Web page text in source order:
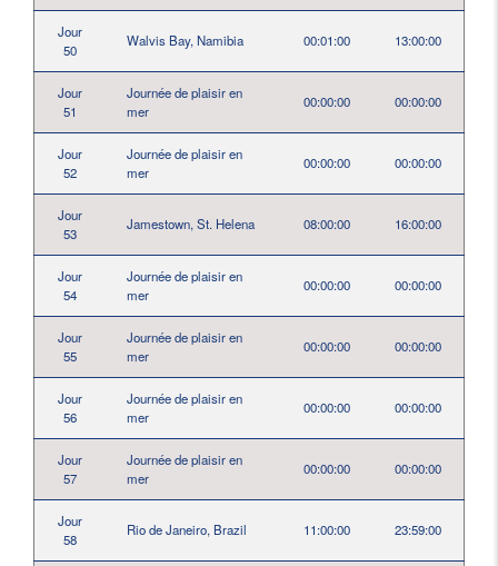
Jour
50
Walvis Bay, Namibia 00:01:00 13:00:00
Jour
51
Journée de plaisir en
mer
00:00:00 00:00:00
Jour
52
Journée de plaisir en
mer
00:00:00 00:00:00
Jour
53
Jamestown, St. Helena 08:00:00 16:00:00
Jour
54
Journée de plaisir en
mer
00:00:00 00:00:00
Jour
55
Journée de plaisir en
mer
00:00:00 00:00:00
Jour
56
Journée de plaisir en
mer
00:00:00 00:00:00
Jour
57
Journée de plaisir en
mer
00:00:00 00:00:00
Jour
58
Rio de Janeiro, Brazil 11:00:00 23:59:00